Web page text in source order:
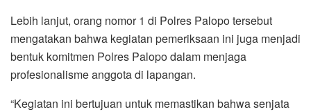
Lebih lanjut, orang nomor 1 di Polres Palopo tersebut
mengatakan bahwa kegiatan pemeriksaan ini juga menjadi
bentuk komitmen Polres Palopo dalam menjaga
profesionalisme anggota di lapangan.
“Kegiatan ini bertujuan untuk memastikan bahwa senjata